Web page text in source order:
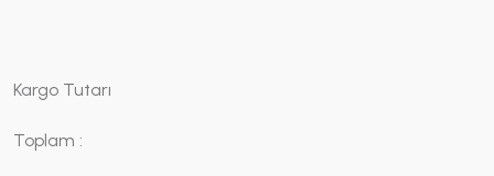
Kargo Tutarı
Toplam :